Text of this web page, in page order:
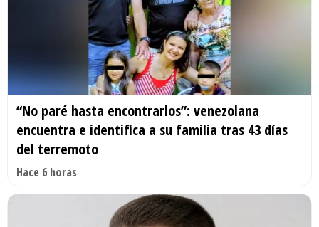
“No paré hasta encontrarlos”: venezolana
encuentra e identifica a su familia tras 43 días
del terremoto
Hace 6 horas